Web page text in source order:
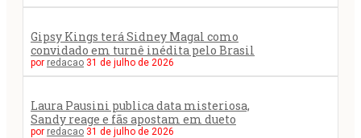
Gipsy Kings terá Sidney Magal como
convidado em turnê inédita pelo Brasil
por redacao 31 de julho de 2026
Laura Pausini publica data misteriosa,
Sandy reage e fãs apostam em dueto
por redacao 31 de julho de 2026